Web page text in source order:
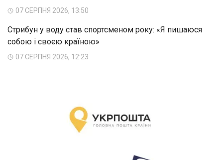
07 СЕРПНЯ 2026, 13:50
Стрибун у воду став спортсменом року: «Я пишаюся
собою і своєю країною»
07 СЕРПНЯ 2026, 12:23